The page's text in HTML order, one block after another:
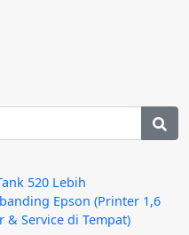
520 Lebih
Epson (Printer 1,6
& Service di Tempat)